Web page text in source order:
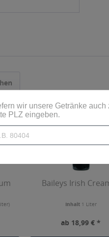
Baileys Irish
Inhalt 1 Liter
ab 18,99 € *